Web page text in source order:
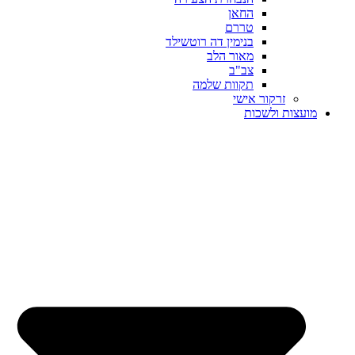
החאן
טררם
בנימין דה רוטשילד
מאור הלב
צב"ב
תקוות שלמה
זרקור אישי
מועצות ולשכות